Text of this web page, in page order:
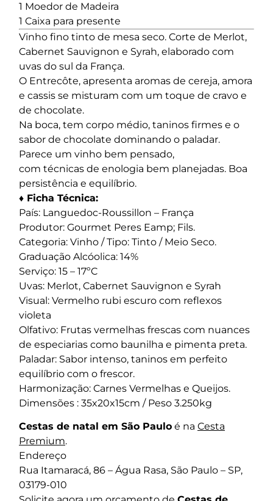
1 Moedor de Madeira
1 Caixa para presente
Vinho fino tinto de mesa seco. Corte de Merlot,
Cabernet Sauvignon e Syrah, elaborado com
uvas do sul da França.
O Entrecôte, apresenta aromas de cereja, amora
e cassis se misturam com um toque de cravo e
de chocolate.
Na boca, tem corpo médio, taninos firmes e o
sabor de chocolate dominando o paladar.
Parece um vinho bem pensado,
com técnicas de enologia bem planejadas. Boa
persistência e equilíbrio.
♦ Ficha Técnica:
País: Languedoc-Roussillon – França
Produtor: Gourmet Peres Eamp; Fils.
Categoria: Vinho / Tipo: Tinto / Meio Seco.
Graduação Alcóolica: 14%
Serviço: 15 – 17ºC
Uvas: Merlot, Cabernet Sauvignon e Syrah
Visual: Vermelho rubi escuro com reflexos
violeta
Olfativo: Frutas vermelhas frescas com nuances
de especiarias como baunilha e pimenta preta.
Paladar: Sabor intenso, taninos em perfeito
equilíbrio com o frescor.
Harmonização: Carnes Vermelhas e Queijos.
Dimensões : 35x20x15cm / Peso 3.250kg
Cestas de natal em São Paulo é na Cesta
Premium.
Endereço
Rua Itamaracá, 86 – Água Rasa, São Paulo – SP,
03179-010